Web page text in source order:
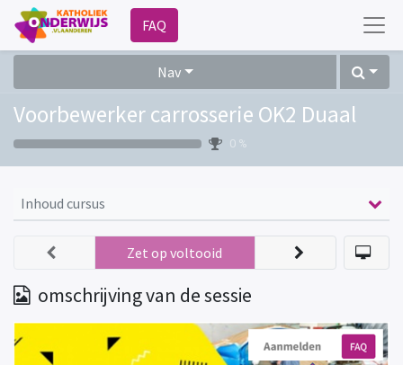
FAQ
Nav
Voorbewerker carrosserie OK2 Duaal
0 %
Inhoud cursus
omschrijving van de sessie
Zet op voltooid